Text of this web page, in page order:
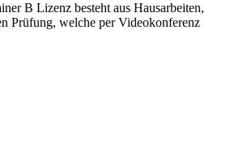
B Lizenz besteht aus Hausarbeiten,
Prüfung, welche per Videokonferenz